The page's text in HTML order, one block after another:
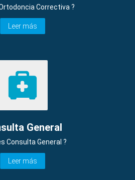
Correctiva ?
Leer más
General
Consulta General ?
Leer más